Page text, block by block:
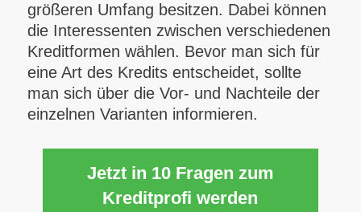
größeren Umfang besitzen. Dabei können
die Interessenten zwischen verschiedenen
Kreditformen wählen. Bevor man sich für
eine Art des Kredits entscheidet, sollte
man sich über die Vor- und Nachteile der
einzelnen Varianten informieren.
Jetzt in 10 Fragen zum
Kreditprofi werden